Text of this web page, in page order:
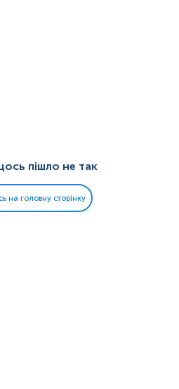
пішло не так
на головну сторінку